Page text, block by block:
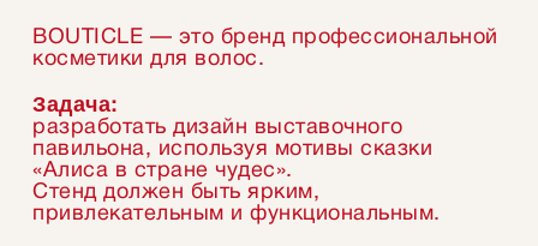
BOUTICLE — это бренд профессиональной
косметики для волос.
Задача:
разработать дизайн выставочного
павильона, используя мотивы сказки
«Алиса в стране чудес».
Стенд должен быть ярким,
привлекательным и функциональным.